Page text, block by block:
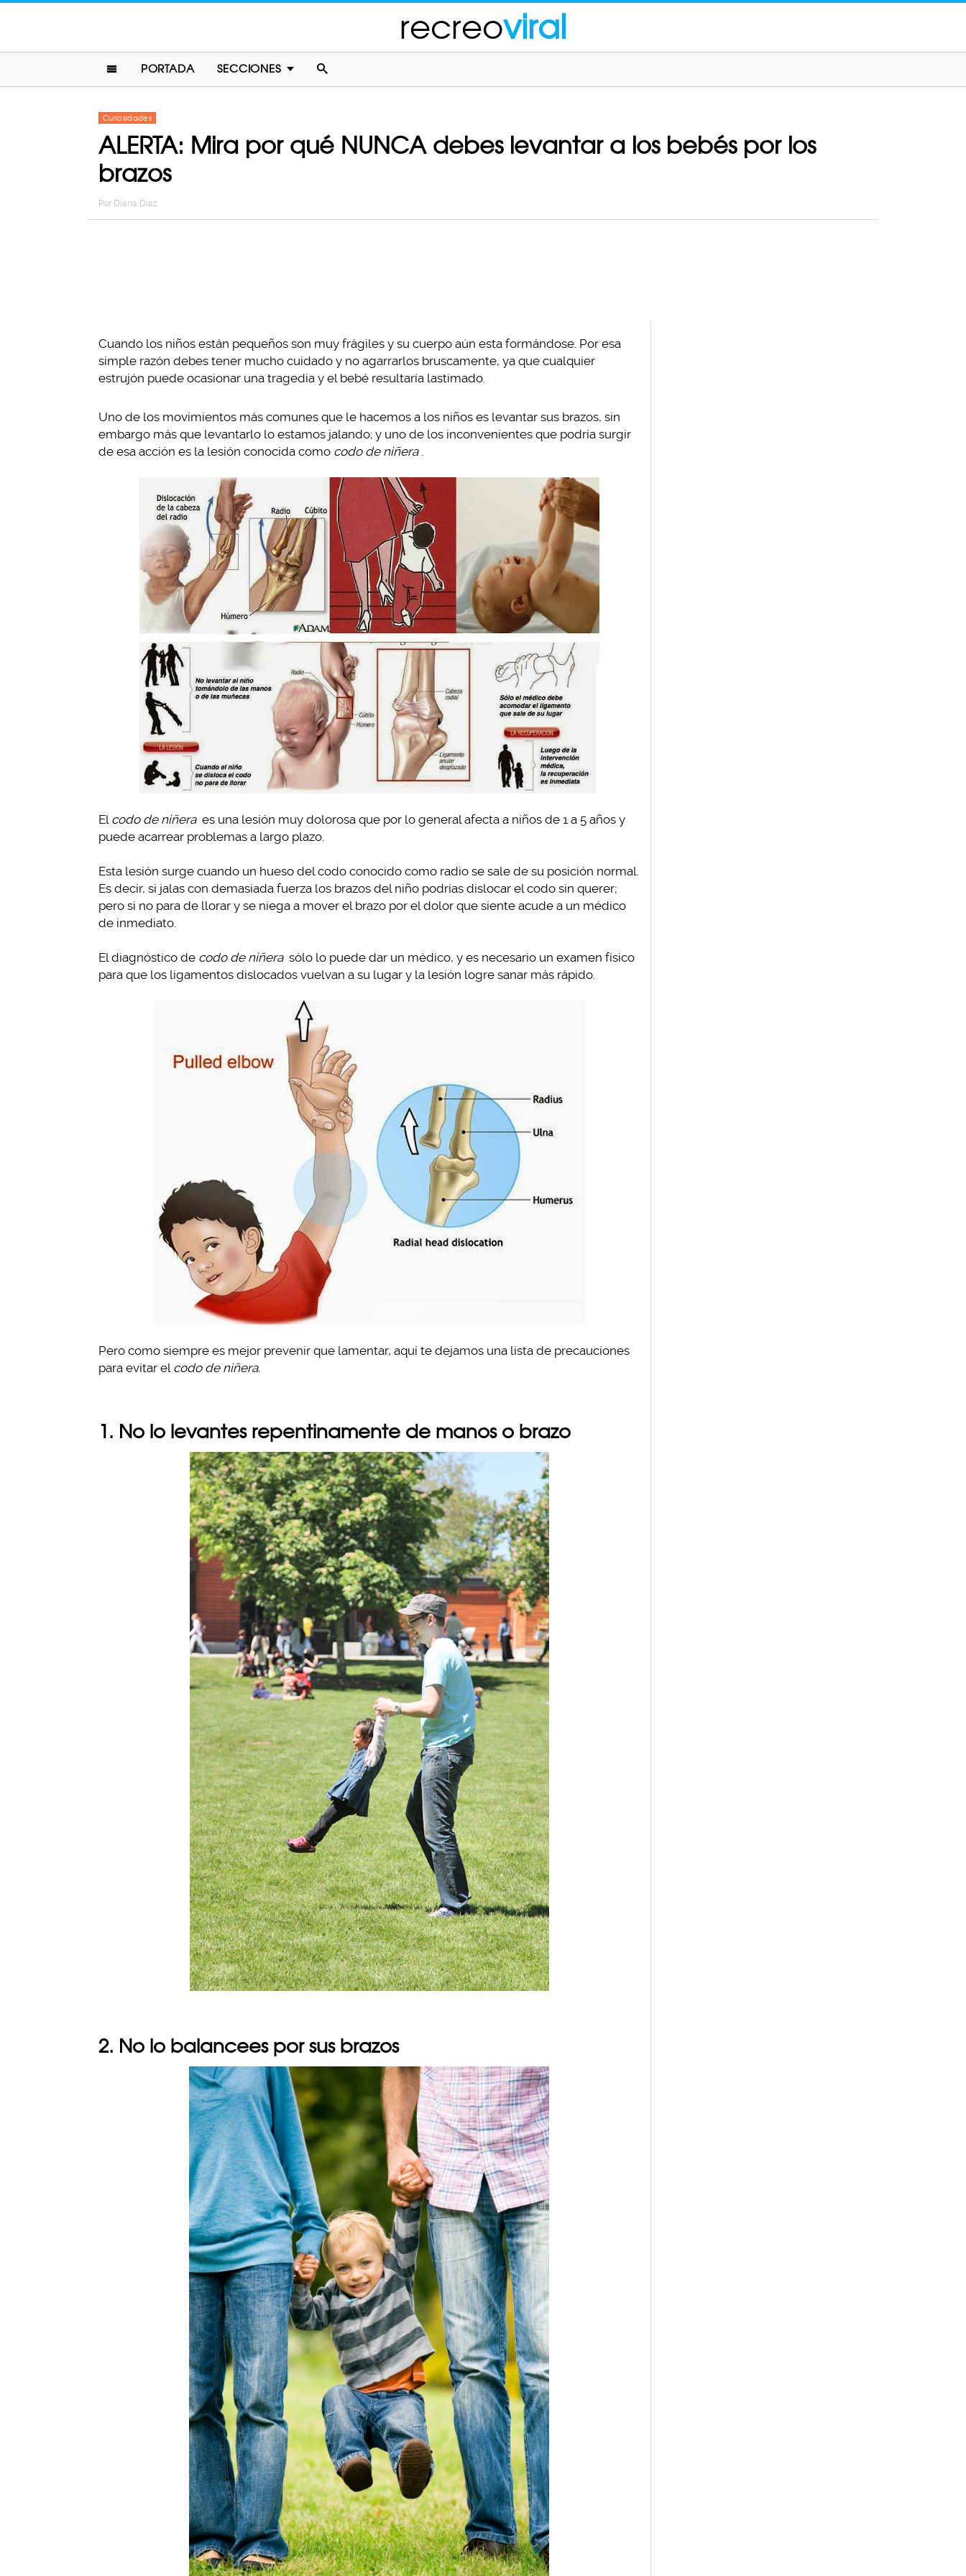
recreoviral
PORTADA SECCIONES
Curiosidades
ALERTA: Mira por qué NUNCA debes levantar a los bebés por los
brazos
Por Diana Diaz
Cuando los niños están pequeños son muy frágiles y su cuerpo aún esta formándose. Por esa
simple razón debes tener mucho cuidado y no agarrarlos bruscamente, ya que cualquier
estrujón puede ocasionar una tragedia y el bebé resultaría lastimado.
Uno de los movimientos más comunes que le hacemos a los niños es levantar sus brazos, sin
embargo más que levantarlo lo estamos jalando; y uno de los inconvenientes que podría surgir
de esa acción es la lesión conocida como codo de niñera .
El codo de niñera es una lesión muy dolorosa que por lo general afecta a niños de 1 a 5 años y
puede acarrear problemas a largo plazo.
Esta lesión surge cuando un hueso del codo conocido como radio se sale de su posición normal.
Es decir, si jalas con demasiada fuerza los brazos del niño podrías dislocar el codo sin querer;
pero si no para de llorar y se niega a mover el brazo por el dolor que siente acude a un médico
de inmediato.
El diagnóstico de codo de niñera sólo lo puede dar un médico, y es necesario un examen físico
para que los ligamentos dislocados vuelvan a su lugar y la lesión logre sanar más rápido.
Pero como siempre es mejor prevenir que lamentar, aquí te dejamos una lista de precauciones
para evitar el codo de niñera.
1. No lo levantes repentinamente de manos o brazo
2. No lo balancees por sus brazos